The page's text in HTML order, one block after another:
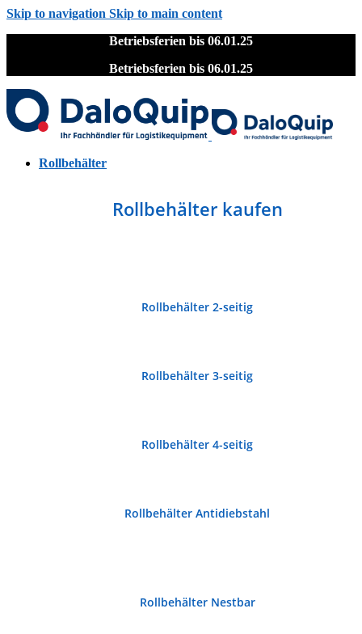
Skip to navigation Skip to main content
Betriebsferien bis 06.01.25
Betriebsferien bis 06.01.25
Rollbehälter
Rollbehälter kaufen
Rollbehälter 2-seitig
Rollbehälter 3-seitig
Rollbehälter 4-seitig
Rollbehälter Antidiebstahl
Rollbehälter Nestbar